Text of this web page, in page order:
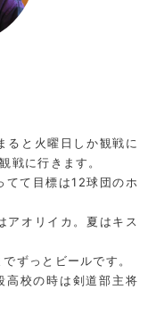
ると火曜日しか観戦に
戦に行きます。
てて目標は12球団のホ
アオリイカ。夏はキス
ずっとビールです。
高校の時は剣道部主将